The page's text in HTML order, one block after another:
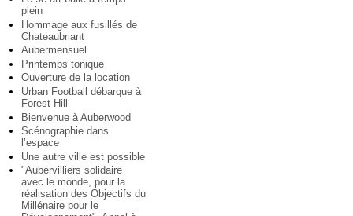
plein
Hommage aux fusillés de
Chateaubriant
Aubermensuel
Printemps tonique
Ouverture de la location
Urban Football débarque à
Forest Hill
Bienvenue à Auberwood
Scénographie dans
l’espace
Une autre ville est possible
"Aubervilliers solidaire
avec le monde, pour la
réalisation des Objectifs du
Millénaire pour le